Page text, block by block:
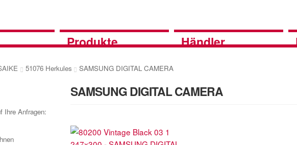
Produkte Händler
51076 Herkules SAMSUNG DIGITAL CAMERA
SAMSUNG DIGITAL CAMERA
Ihre Anfragen: